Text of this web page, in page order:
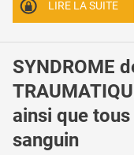
LIRE LA SUITE
SYNDROME
ainsi que
sanguin